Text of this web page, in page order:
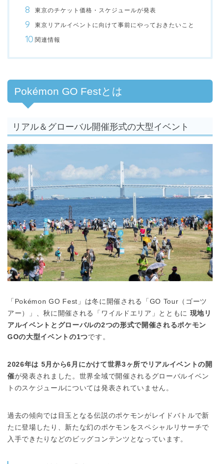
東京のチケット価格・スケジュールが発表
東京リアルイベントに向けて事前にやっておきたいこと
関連情報
Pokémon GO Festとは
リアル＆グローバル開催形式の大型イベント
「Pokémon GO Fest」は冬に開催される「GO Tour（ゴーツ
アー）」、秋に開催される「ワイルドエリア」とともに 現地リ
アルイベントとグローバルの2つの形式で開催されるポケモン
GOの大型イベントの1つです。
2026年は 5月から6月にかけて世界3ヶ所でリアルイベントの開
催が発表されました。世界全域で開催されるグローバルイベン
トのスケジュールについては発表されていません。
過去の傾向では目玉となる伝説のポケモンがレイドバトルで新
たに登場したり、新たな幻のポケモンをスペシャルリサーチで
入手できたりなどのビッグコンテンツとなっています。